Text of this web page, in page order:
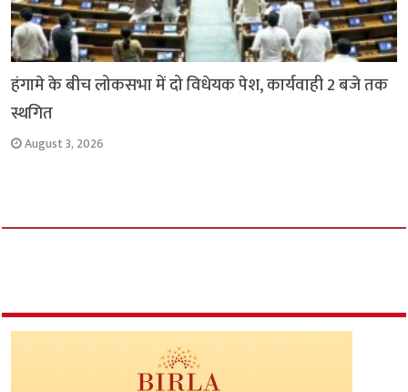
हंगामे के बीच लोकसभा में दो विधेयक पेश, कार्यवाही 2 बजे तक
स्थगित
August 3, 2026